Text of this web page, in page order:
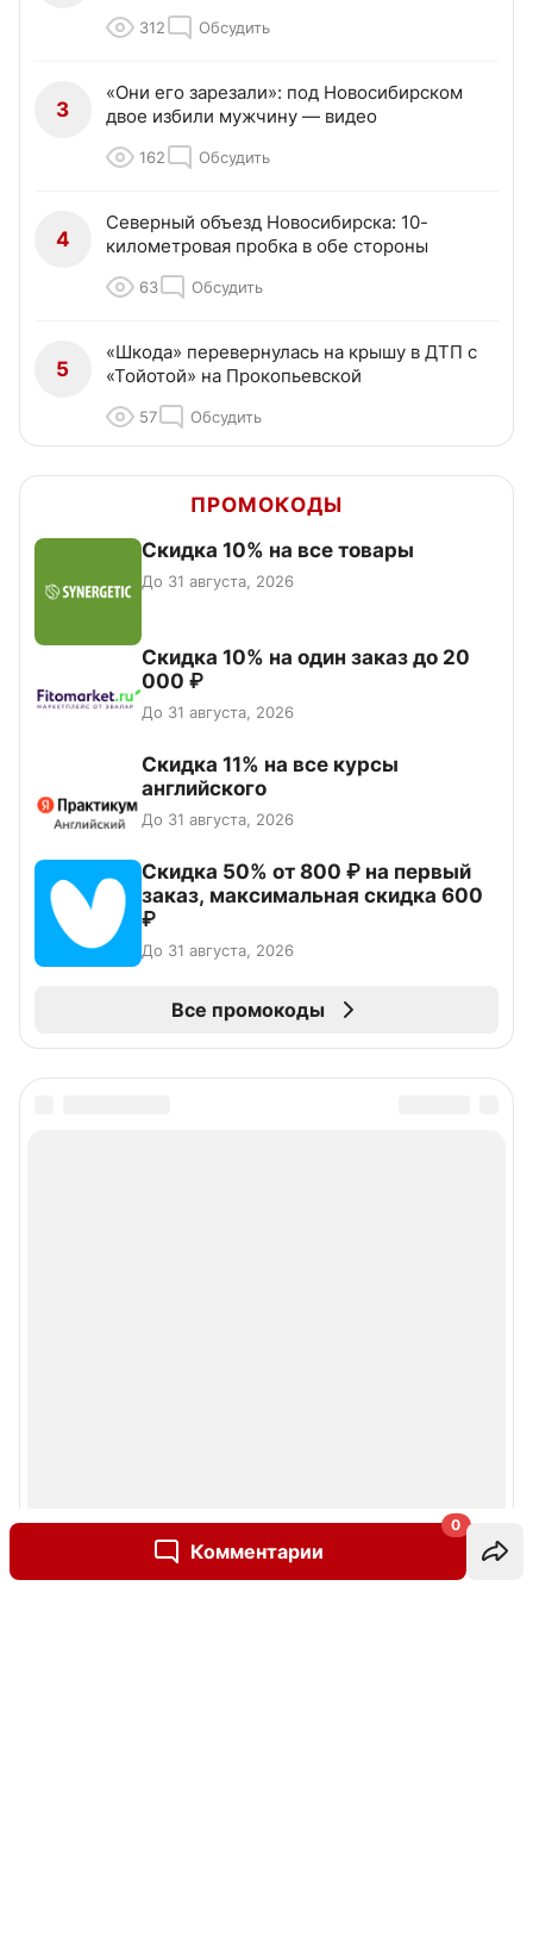
Комментарии
0
312 Обсудить
3
«Они его зарезали»: под Новосибирском
двое избили мужчину — видео
162 Обсудить
4
Северный объезд Новосибирска: 10-
километровая пробка в обе стороны
63 Обсудить
5
«Шкода» перевернулась на крышу в ДТП с
«Тойотой» на Прокопьевской
57 Обсудить
ПРОМОКОДЫ
Скидка 10% на все товары
До 31 августа, 2026
Скидка 10% на один заказ до 20
000 ₽
До 31 августа, 2026
Скидка 11% на все курсы
английского
До 31 августа, 2026
Скидка 50% от 800 ₽ на первый
заказ, максимальная скидка 600
₽
До 31 августа, 2026
Все промокоды